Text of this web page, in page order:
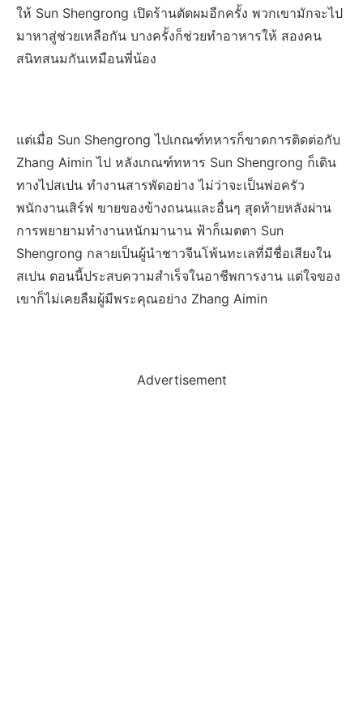
ให้ Sun Shengrong เปิดร้านตัดผมอีกครั้ง พวกเขามักจะไป
มาหาสู่ช่วยเหลือกัน บางครั้งก็ช่วยทำอาหารให้ สองคน
สนิทสนมกันเหมือนพี่น้อง
แต่เมื่อ Sun Shengrong ไปเกณฑ์ทหารก็ขาดการติดต่อกับ
Zhang Aimin ไป หลังเกณฑ์ทหาร Sun Shengrong ก็เดิน
ทางไปสเปน ทำงานสารพัดอย่าง ไม่ว่าจะเป็นพ่อครัว
พนักงานเสิร์ฟ ขายของข้างถนนและอื่นๆ สุดท้ายหลังผ่าน
การพยายามทำงานหนักมานาน ฟ้าก็เมตตา Sun
Shengrong กลายเป็นผู้นำชาวจีนโพ้นทะเลที่มีชื่อเสียงใน
สเปน ตอนนี้ประสบความสำเร็จในอาชีพการงาน แต่ใจของ
เขาก็ไม่เคยลืมผู้มีพระคุณอย่าง Zhang Aimin
Advertisement